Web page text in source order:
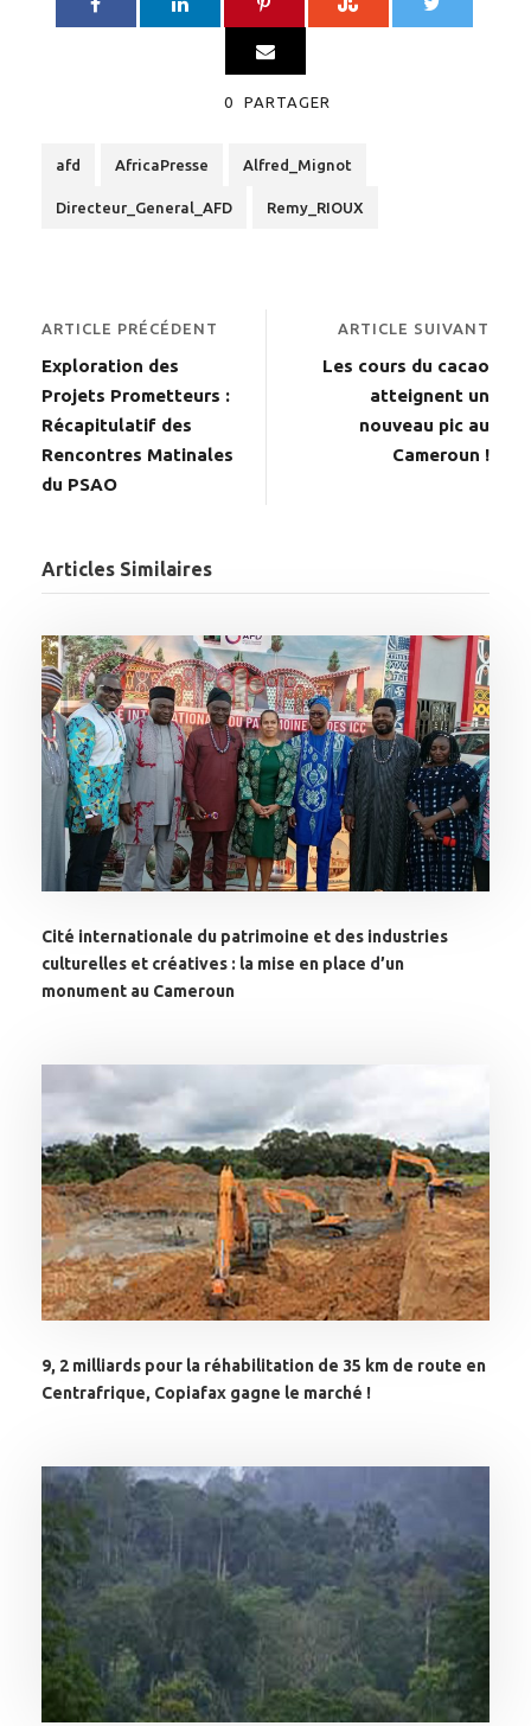
0 PARTAGER
afd AfricaPresse Alfred_Mignot
Directeur_General_AFD Remy_RIOUX
ARTICLE PRÉCÉDENT
Exploration des
Projets Prometteurs :
Récapitulatif des
Rencontres Matinales
du PSAO
ARTICLE SUIVANT
Les cours du cacao
atteignent un
nouveau pic au
Cameroun !
Articles Similaires
Cité internationale du patrimoine et des industries
culturelles et créatives : la mise en place d’un
monument au Cameroun
9, 2 milliards pour la réhabilitation de 35 km de route en
Centrafrique, Copiafax gagne le marché !